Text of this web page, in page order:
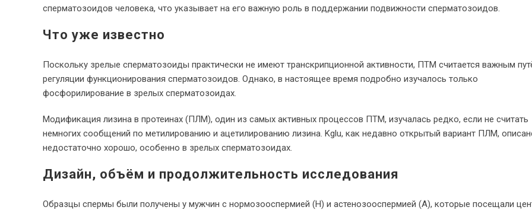
сперматозоидов человека, что указывает на его важную роль в поддержании подвижности сперматозоидов.
Что уже известно
Поскольку зрелые сперматозоиды практически не имеют транскрипционной активности, ПТМ считается важным
регуляции функционирования сперматозоидов. Однако, в настоящее время подробно изучалось только
фосфорилирование в зрелых сперматозоидах.
Модификация лизина в протеинах (ПЛМ), один из самых активных процессов ПТМ, изучалась редко, если не считать
немногих сообщений по метилированию и ацетилированию лизина. Kglu, как недавно открытый вариант ПЛМ,
недостаточно хорошо, особенно в зрелых сперматозоидах.
Дизайн, объём и продолжительность исследования
Образцы спермы были получены у мужчин с нормозооспермией (Н) и астенозооспермией (А), которые посещали